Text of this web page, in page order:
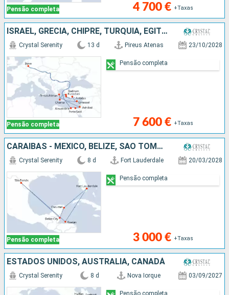
Pensão completa 4 700 € +Taxas
ISRAEL, GRÉCIA, CHIPRE, TURQUIA, EGITO, ALEMANHA
Pensão completa
Crystal Serenity 13 d Pireus Atenas 23/10/2028
7 600 € +Taxas
Pensão completa
CARAIBAS - MEXICO, BELIZE, SÃO TOMÁS, HONDURAS, ESTADOS UNIDOS
Pensão completa
Crystal Serenity 8 d Fort Lauderdale 20/03/2028
3 000 € +Taxas
Pensão completa
ESTADOS UNIDOS, AUSTRALIA, CANADÁ
Crystal Serenity 8 d Nova Iorque 03/09/2027